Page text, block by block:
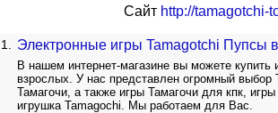
Сайт http://tamagotchi-
1. Электронные игры Tamagotchi Пупсы
В нашем интернет-магазине вы можете купить
взрослых. У нас представлен огромный выбор
Тамагочи, а также игры Тамагочи для кпк,
игрушка Tamagochi. Мы работаем для Вас.